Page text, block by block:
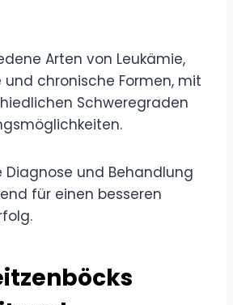
Arten von Leukämie,
chronische Formen, mit
Schweregraden
Diagnose und Behandlung
für einen besseren